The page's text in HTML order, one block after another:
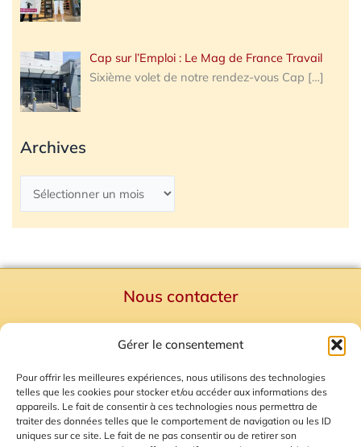
Gérer le consentement
Pour offrir les meilleures expériences, nous utilisons des technologies
telles que les cookies pour stocker et/ou accéder aux informations des
appareils. Le fait de consentir à ces technologies nous permettra de
traiter des données telles que le comportement de navigation ou les ID
uniques sur ce site. Le fait de ne pas consentir ou de retirer son
Cap sur l’Emploi : Le Mag de France Travail
Sixième volet de notre rendez-vous Cap […]
Archives
Nous contacter
Mentions Légales
Plan du site
Gestion des Cookies